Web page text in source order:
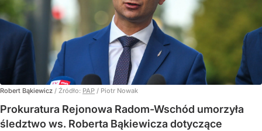
Robert Bąkiewicz / Źródło: PAP / Piotr Nowak
Prokuratura Rejonowa Radom-Wschód umorzyła
śledztwo ws. Roberta Bąkiewicza dotyczące